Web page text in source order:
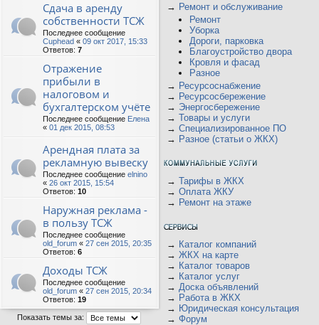
Сдача в аренду
собственности ТСЖ
Последнее сообщение
Cuphead « 09 окт 2017, 15:33
Ответов: 7
Отражение
прибыли в
налоговом и
бухгалтерском учёте
Последнее сообщение Елена
« 01 дек 2015, 08:53
Арендная плата за
рекламную вывеску
Последнее сообщение elnino
« 26 окт 2015, 15:54
Ответов: 10
Наружная реклама -
в пользу ТСЖ
Последнее сообщение
old_forum « 27 сен 2015, 20:35
Ответов: 6
Доходы ТСЖ
Последнее сообщение
old_forum « 27 сен 2015, 20:34
Ответов: 19
Показать темы за:
→ Ремонт и обслуживание
Ремонт
Уборка
Дороги, парковка
Благоустройство двора
Кровля и фасад
Разное
→ Ресурсоснабжение
→ Ресурсосбережение
→ Энергосбережение
→ Товары и услуги
→ Специализированное ПО
→ Разное (статьи о ЖКХ)
→ Тарифы в ЖКХ
→ Оплата ЖКУ
→ Ремонт на этаже
→ Каталог компаний
→ ЖКХ на карте
→ Каталог товаров
→ Каталог услуг
→ Доска объявлений
→ Работа в ЖКХ
→ Юридическая консультация
→ Форум